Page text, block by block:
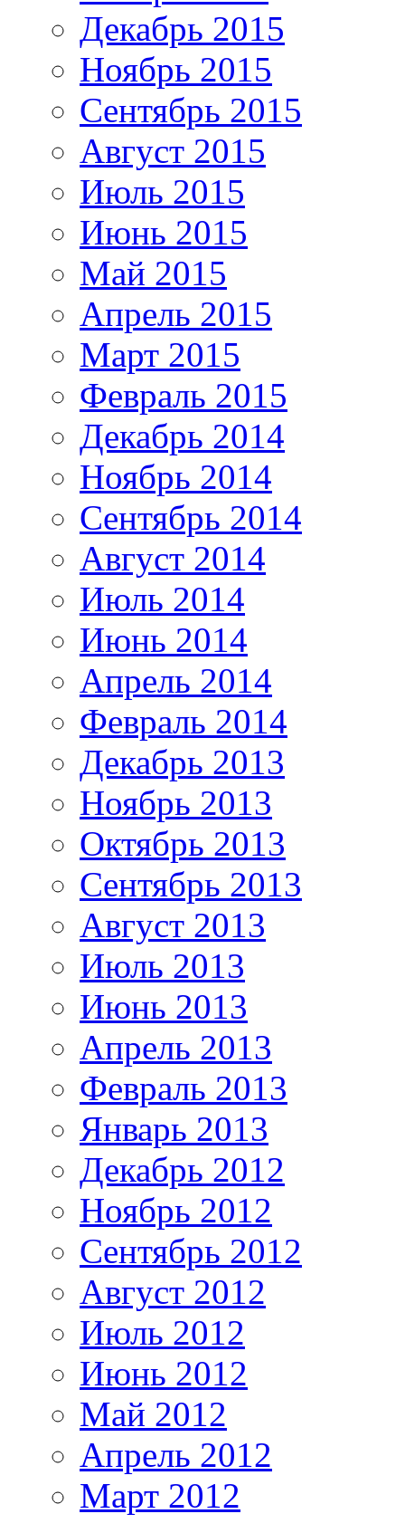
Декабрь 2015
Ноябрь 2015
Сентябрь 2015
Август 2015
Июль 2015
Июнь 2015
Май 2015
Апрель 2015
Март 2015
Февраль 2015
Декабрь 2014
Ноябрь 2014
Сентябрь 2014
Август 2014
Июль 2014
Июнь 2014
Апрель 2014
Февраль 2014
Декабрь 2013
Ноябрь 2013
Октябрь 2013
Сентябрь 2013
Август 2013
Июль 2013
Июнь 2013
Апрель 2013
Февраль 2013
Январь 2013
Декабрь 2012
Ноябрь 2012
Сентябрь 2012
Август 2012
Июль 2012
Июнь 2012
Май 2012
Апрель 2012
Март 2012